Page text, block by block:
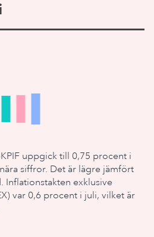
uppgick till 0,75 procent i
siffror. Det är lägre jämfört
Inflationstakten exklusive
var 0,6 procent i juli, vilket är